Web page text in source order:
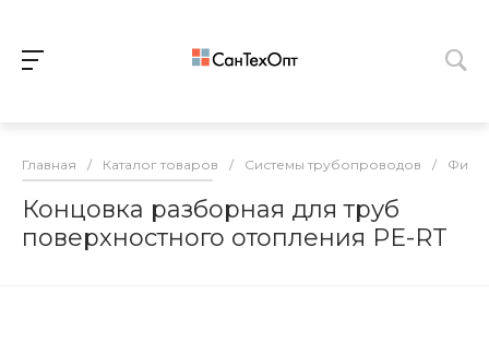
Главная / Каталог товаров / Системы трубопроводов /
Концовка разборная для труб
поверхностного отопления PE-RT